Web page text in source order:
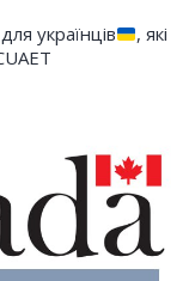
українців
, які